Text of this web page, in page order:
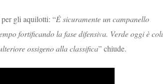
gli aquilotti: “È sicuramente un campanello
fortificando la fase difensiva. Verde oggi è
ossigeno alla classifica” chiude.